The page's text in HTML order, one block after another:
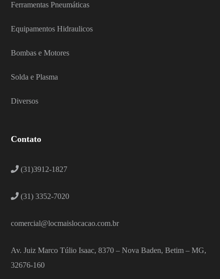
Ferramentas Pneumáticas
Equipamentos Hidraulicos
Bombas e Motores
Solda e Plasma
Diversos
Contato
(31)3912-1827
(31) 3352-7020
comercial@locmaislocacao.com.br
Av. Juiz Marco Túlio Isaac, 8370 – Nova Baden, Betim – MG,
32676-160